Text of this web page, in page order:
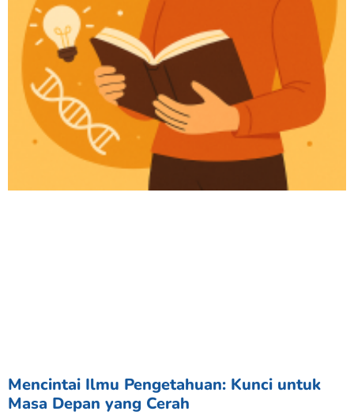
Mencintai Ilmu Pengetahuan: Kunci untuk
Masa Depan yang Cerah